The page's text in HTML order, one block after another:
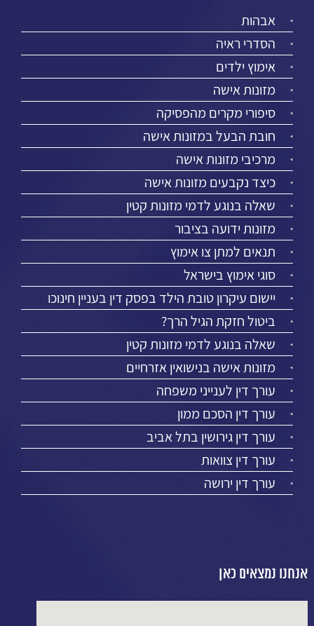
אבהות
הסדרי ראיה
אימוץ ילדים
מזונות אישה
סיפורי מקרים מהפסיקה
חובת הבעל במזונות אישה
מרכיבי מזונות אישה
כיצד נקבעים מזונות אישה
שאלה בנוגע לדמי מזונות קטין
מזונות ידועה בציבור
תנאים למתן צו אימוץ
סוגי אימוץ בישראל
יישום עיקרון טובת הילד בפסק דין בעניין חינוכו
ביטול חזקת הגיל הרך?
שאלה בנוגע לדמי מזונות קטין
מזונות אישה בנישואין אזרחיים
עורך דין לענייני משפחה
עורך דין הסכם ממון
עורך דין גירושין בתל אביב
עורך דין צוואות
עורך דין ירושה
אנחנו נמצאים כאן